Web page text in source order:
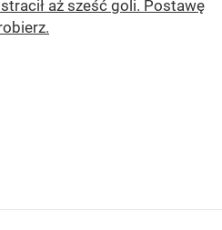
aż sześć goli. Postawę